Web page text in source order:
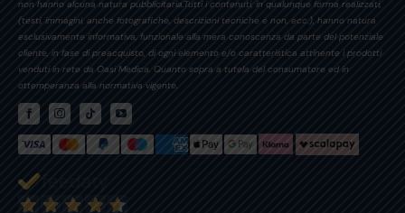
non hanno alcuna natura pubblicitaria.Tutti i contenuti, in qualunque forma realizzati,
(testi, immagini, anche fotografiche, descrizioni tecniche e non, ecc.), hanno natura
esclusivamente informativa, funzionale alla mera conoscenza da parte del potenziale
cliente, in fase di preacquisto, di ogni elemento e/o caratteristica attinente i prodotti
venduti in rete da Oasi Medica. Quanto sopra a tutela del consumatore ed in
ottemperanza alla normativa vigente.